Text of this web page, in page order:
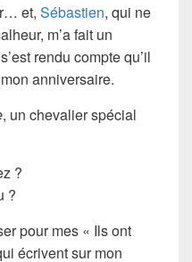
et, Sébastien, qui ne
, m’a fait un
rendu compte qu’il
anniversaire.
, un chevalier spécial
?
?
pour mes « Ils ont
écrivent sur mon